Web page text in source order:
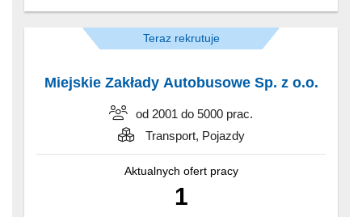
Teraz rekrutuje
Miejskie Zakłady Autobusowe Sp. z o.o.
od 2001 do 5000 prac.
Transport, Pojazdy
Aktualnych ofert pracy
1